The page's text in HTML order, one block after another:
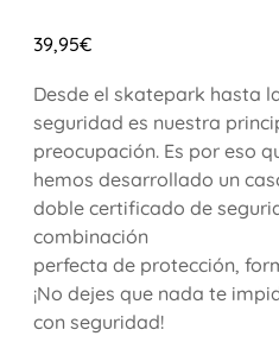
39,95€
Desde el skatepark hasta
seguridad es nuestra
preocupación. Es por eso
hemos desarrollado un
doble certificado de
combinación
perfecta de protección,
¡No dejes que nada te
con seguridad!